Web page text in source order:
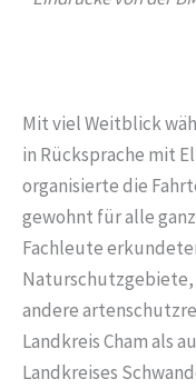
Mit viel Weitblick
in Rücksprache mit
organisierte die
gewohnt für alle
Fachleute
andere
Landkreis Cham als
Landkreises